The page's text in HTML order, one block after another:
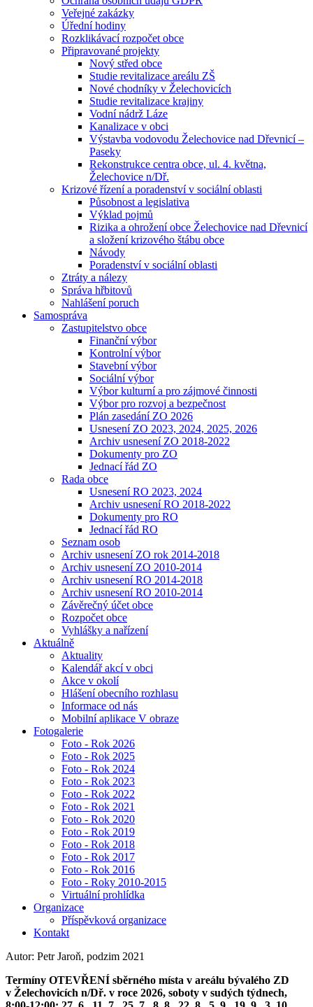
Veřejné zakázky
Úřední hodiny
Rozklikávací rozpočet obce
Připravované projekty
Nový střed obce
Studie revitalizace areálu ZŠ
Nové chodníky v Želechovicích
Studie revitalizace krajiny
Vodní nádrž Láze
Kanalizace v obci
Výstavba vodovodu Želechovice nad Dřevnicí –
Paseky
Rekonstrukce centra obce, ul. 4. května,
Želechovice n/Dř.
Krizové řízení a poradenství v sociální oblasti
Působnost a legislativa
Výklad pojmů
Rizika a ohrožení obce Želechovice nad Dřevnicí
a složení krizového štábu obce
Návody
Poradenství v sociální oblasti
Ztráty a nálezy
Správa hřbitovů
Nahlášení poruch
Samospráva
Zastupitelstvo obce
Finanční výbor
Kontrolní výbor
Stavební výbor
Sociální výbor
Výbor kulturní a pro zájmové činnosti
Výbor pro rozvoj a bezpečnost
Plán zasedání ZO 2026
Usnesení ZO 2023, 2024, 2025, 2026
Archiv usnesení ZO 2018-2022
Dokumenty pro ZO
Jednací řád ZO
Rada obce
Usnesení RO 2023, 2024
Archiv usnesení RO 2018-2022
Dokumenty pro RO
Jednací řád RO
Seznam osob
Archiv usnesení ZO rok 2014-2018
Archiv usnesení ZO 2010-2014
Archiv usnesení RO 2014-2018
Archiv usnesení RO 2010-2014
Závěrečný účet obce
Rozpočet obce
Vyhlášky a nařízení
Aktuálně
Aktuality
Kalendář akcí v obci
Akce v okolí
Hlášení obecního rozhlasu
Informace od nás
Mobilní aplikace V obraze
Fotogalerie
Foto - Rok 2026
Foto - Rok 2025
Foto - Rok 2024
Foto - Rok 2023
Foto - Rok 2022
Foto - Rok 2021
Foto - Rok 2020
Foto - Rok 2019
Foto - Rok 2018
Foto - Rok 2017
Foto - Rok 2016
Foto - Roky 2010-2015
Virtuální prohlídka
Organizace
Příspěvková organizace
Kontakt
Autor: Petr Jaroň, podzim 2021
Termíny OTEVŘENÍ sběrného místa v areálu bývalého ZD
v Želechovicích n/Dř. v roce 2026, soboty v sudých týdnech,